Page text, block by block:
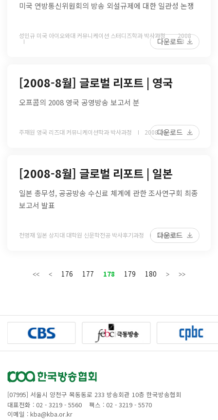
미국 연방통신위원회의 방송 외설규제에 대한 일관성 논쟁
성민규 미국 아이오와대 커뮤니케이션 스터디즈학과 박사과정 2008
08
다운로드
[2008-8월] 글로벌 리포트 | 영국
오프콤의 2008 영국 공영방송 보고서 분
주재원 영국 리즈대 커뮤니케이션학과 박사과정 2008 08다운로드
[2008-8월] 글로벌 리포트 | 일본
일본 총무성, 공공방송 수신료 체계에 관한 조사연구회 최종
보고서 발표
천명재 일본 상지대 대학원 신문학전공 박사후기과정 2008 08
다운로드
176 177 178 179 180
[07995] 서울시 양천구 목동동로 233 방송회관 10층 한국방송협회
대표전화 : 02 - 3219 - 5560
팩스 : 02 - 3219 - 5570
이메일 : kba@kba.or.kr